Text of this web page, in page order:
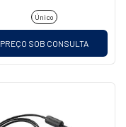
Único
PREÇO SOB CONSULTA